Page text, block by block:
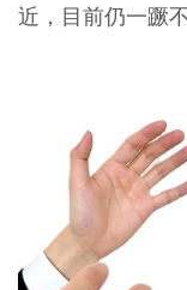
近，目前仍一蹶不